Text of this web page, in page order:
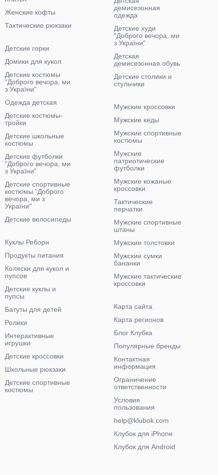
Женские кофты
Тактические рюкзаки
демисезонная
одежда
Детские худи
"Доброго вечора, ми
з України"
Детская
демисезонная обувь
Детские столики и
стульчики
Детские горки
Домики для кукол
Детские костюмы
"Доброго вечора, ми
з України"
Одежда детская
Детские костюмы-
тройки
Детские школьные
костюмы
Детские футболки
"Доброго вечора, ми
з України"
Детские спортивные
костюмы "Доброго
вечора, ми з
України"
Детские велосипеды
Мужские кроссовки
Мужские кеды
Мужские спортивные
костюмы
Мужские
патриотические
футболки
Мужские кожаные
кроссовки
Тактические
перчатки
Мужские спортивные
штаны
Мужские толстовки
Мужские сумки
бананки
Мужские тактические
кроссовки
Куклы Реборн
Продукты питания
Коляски для кукол и
пупсов
Детские куклы и
пупсы
Батуты для детей
Ролики
Интерактивные
игрушки
Детские кроссовки
Школьные рюкзаки
Детские спортивные
костюмы
Карта сайта
Карта регионов
Блог Клубка
Популярные бренды
Контактная
информация
Ограничение
ответственности
Условия
пользования
help@klubok.com
Клубок для iPhone
Клубок для Android